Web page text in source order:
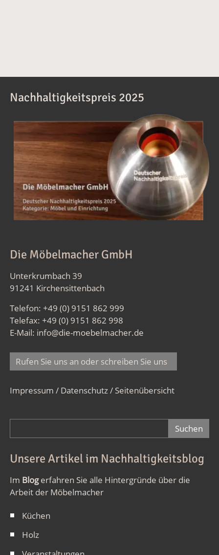
Nachhaltigkeitspreis 2025
Die Möbelmacher GmbH
Unterkrumbach 39
91241 Kirchensittenbach
Telefon: +49 (0) 9151 862 999
Telefax: +49 (0) 9151 862 998
E-Mail: info@die-moebelmacher.de
Rufen Sie uns an oder schreiben Sie uns
Impressum / Datenschutz/ Seitenübersicht
Unsere Artikel im Nachhaltigkeitsblog
Im Blogerfahren Sie alle Hintergründe über die
Arbeit der Möbelmacher
Küchen
Holz